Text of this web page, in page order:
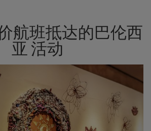
航班抵达的巴伦西
亚 活动